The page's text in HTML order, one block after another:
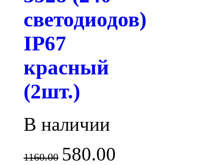
светодиодов)
IP67
красный
(2шт.)
В наличии
1160.00 580.00